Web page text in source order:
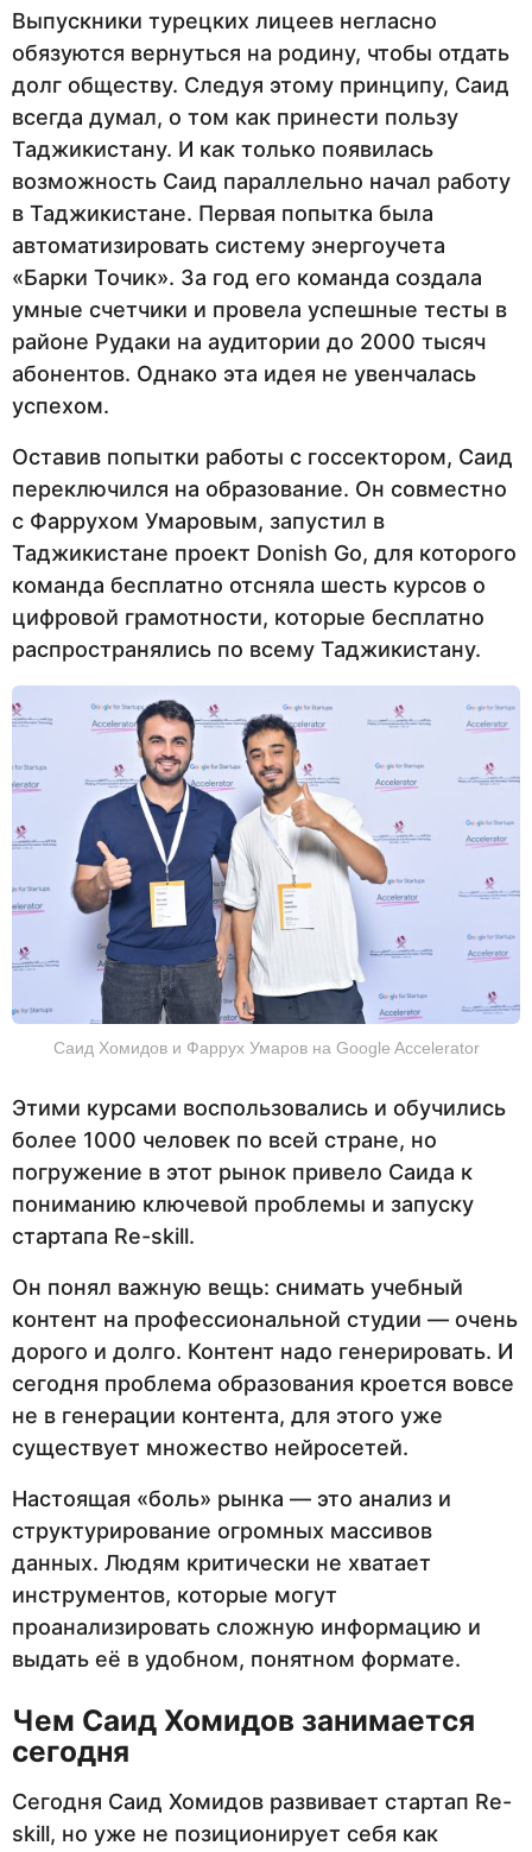
Выпускники турецких лицеев негласно
обязуются вернуться на родину, чтобы отдать
долг обществу. Следуя этому принципу, Саид
всегда думал, о том как принести пользу
Таджикистану. И как только появилась
возможность Саид параллельно начал работу
в Таджикистане. Первая попытка была
автоматизировать систему энергоучета
«Барки Точик». За год его команда создала
умные счетчики и провела успешные тесты в
районе Рудаки на аудитории до 2000 тысяч
абонентов. Однако эта идея не увенчалась
успехом.
Оставив попытки работы с госсектором, Саид
переключился на образование. Он совместно
с Фаррухом Умаровым, запустил в
Таджикистане проект Donish Go, для которого
команда бесплатно отсняла шесть курсов о
цифровой грамотности, которые бесплатно
распространялись по всему Таджикистану.
Саид Хомидов и Фаррух Умаров на Google Accelerator
Этими курсами воспользовались и обучились
более 1000 человек по всей стране, но
погружение в этот рынок привело Саида к
пониманию ключевой проблемы и запуску
стартапа Re-skill.
Он понял важную вещь: снимать учебный
контент на профессиональной студии — очень
дорого и долго. Контент надо генерировать. И
сегодня проблема образования кроется вовсе
не в генерации контента, для этого уже
существует множество нейросетей.
Настоящая «боль» рынка — это анализ и
структурирование огромных массивов
данных. Людям критически не хватает
инструментов, которые могут
проанализировать сложную информацию и
выдать её в удобном, понятном формате.
Чем Саид Хомидов занимается
сегодня
Сегодня Саид Хомидов развивает стартап Re-
skill, но уже не позиционирует себя как